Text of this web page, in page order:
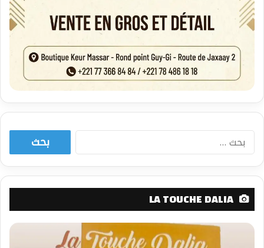
البحث
LA TOUCHE DALIA